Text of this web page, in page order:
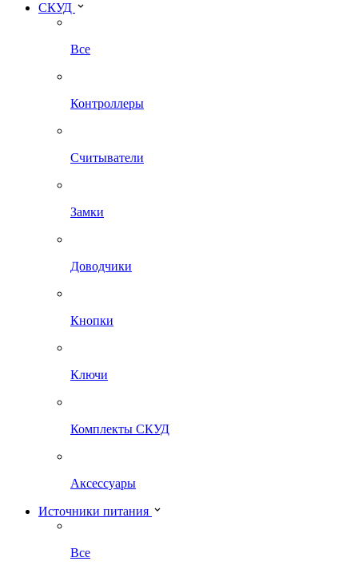
СКУД
Все
Контроллеры
Считыватели
Замки
Доводчики
Кнопки
Ключи
Комплекты СКУД
Аксессуары
Источники питания
Все